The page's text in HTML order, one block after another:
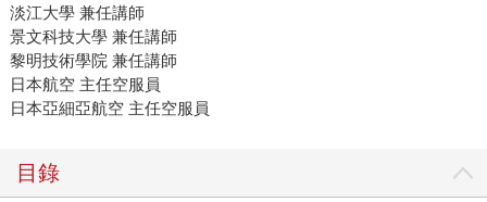
淡江大學 兼任講師
景文科技大學 兼任講師
黎明技術學院 兼任講師
日本航空 主任空服員
日本亞細亞航空 主任空服員
目錄